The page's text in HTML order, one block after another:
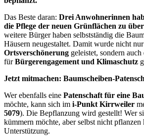
Das Beste daran: Drei Anwohnerinnen
die Pflege der neuen Grünflächen zu
weitere Bürger haben selbstständig die
Häusern neugestaltet. Damit wurde nicht
Ortsverschönerung geleistet, sondern
fürBürgerengagement und Klimaschutz
Jetzt mitmachen: Baumscheiben-
Wer ebenfalls eine Patenschaft für eine
möchte, kann sich im i-Punkt Kirrweiler
5079). Die Bepflanzung wird gestellt! Wer
kümmern möchte, aber selbst nicht
Unterstützung.